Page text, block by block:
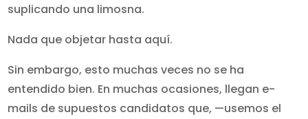
suplicando una limosna.
Nada que objetar hasta aquí.
Sin embargo, esto muchas veces no se ha
entendido bien. En muchas ocasiones, llegan e-
mails de supuestos candidatos que, —usemos el